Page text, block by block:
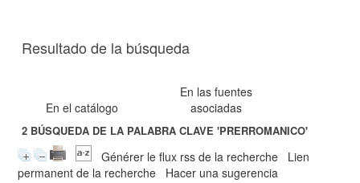
Resultado de la búsqueda
En el catálogo
En las fuentes
asociadas
2 BÚSQUEDA DE LA PALABRA CLAVE'PRERROMANICO'
Générer le flux rss de la recherche
Lien
permanent de la recherche
Hacer una sugerencia